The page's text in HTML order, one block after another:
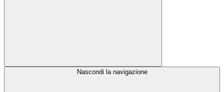
Nascondi la navigazione